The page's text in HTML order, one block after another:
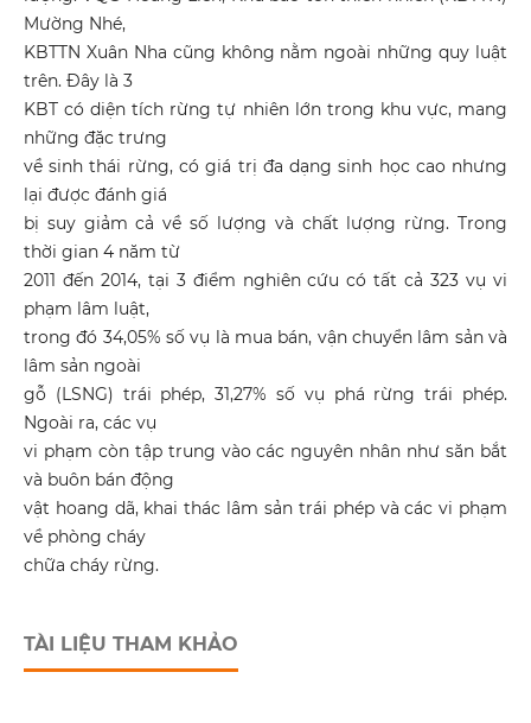
Mường Nhé,
KBTTN Xuân Nha cũng không nằm ngoài những quy luật
trên. Đây là 3
KBT có diện tích rừng tự nhiên lớn trong khu vực, mang
những đặc trưng
về sinh thái rừng, có giá trị đa dạng sinh học cao nhưng
lại được đánh giá
bị suy giảm cả về số lượng và chất lượng rừng. Trong
thời gian 4 năm từ
2011 đến 2014, tại 3 điểm nghiên cứu có tất cả 323 vụ vi
phạm lâm luật,
trong đó 34,05% số vụ là mua bán, vận chuyển lâm sản và
lâm sản ngoài
gỗ (LSNG) trái phép, 31,27% số vụ phá rừng trái phép.
Ngoài ra, các vụ
vi phạm còn tập trung vào các nguyên nhân như săn bắt
và buôn bán động
vật hoang dã, khai thác lâm sản trái phép và các vi phạm
về phòng cháy
chữa cháy rừng.
TÀI LIỆU THAM KHẢO